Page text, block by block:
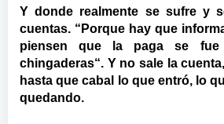
Y donde realmente se sufre y
cuentas. “Porque hay que
piensen que la paga se
chingaderas“. Y no sale la
hasta que cabal lo que entró, lo
quedando.